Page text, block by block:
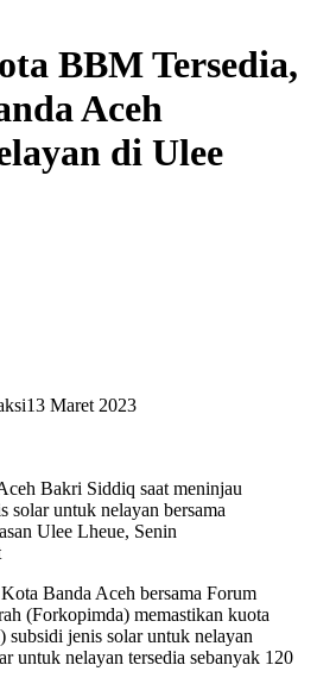
BBM Tersedia,
Aceh
di Ulee
13 Maret 2023
Bakri Siddiq saat meninjau
solar untuk nelayan bersama
Ulee Lheue, Senin
Banda Aceh bersama Forum
(Forkopimda) memastikan kuota
jenis solar untuk nelayan
untuk nelayan tersedia sebanyak 120